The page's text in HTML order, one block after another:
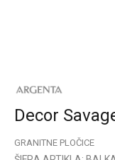
Decor
GRANITNE PLOČICE